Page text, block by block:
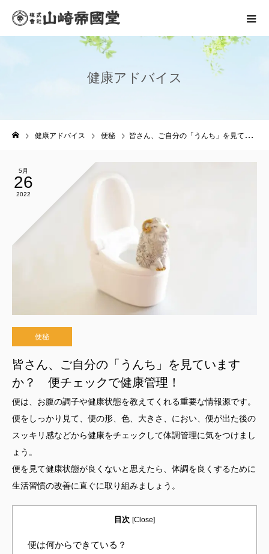
健康ア ドバイ ス
健康アドバイス 便秘 皆さん、ご自分の「うんち」を見ていますか？ 便チェックで健康管理！
5月
26
2022
便秘
皆さん、ご自分の「うんち」を見ています
か？ 便チェックで健康管理！
便は、お腹の調子や健康状態を教えてくれる重要な情報源です。
便をしっかり見て、便の形、色、大きさ、におい、便が出た後の
スッキリ感などから健康をチェックして体調管理に気をつけまし
ょう。
便を見て健康状態が良くないと思えたら、体調を良くするために
生活習慣の改善に直ぐに取り組みましょう。
目次 [Close]
便は何からできている？